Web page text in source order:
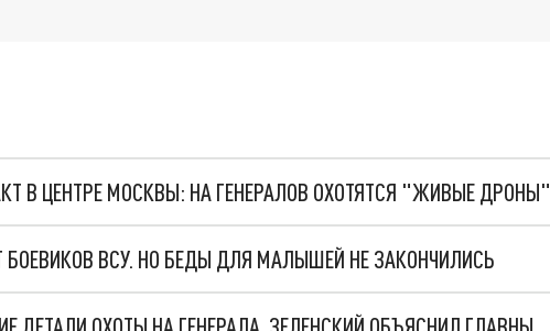
В ЦЕНТРЕ МОСКВЫ: НА ГЕНЕРАЛОВ ОХОТЯТСЯ "ЖИВЫЕ ДРОНЫ"
ВСУ. НО БЕДЫ ДЛЯ МАЛЫШЕЙ НЕ ЗАКОНЧИЛИСЬ